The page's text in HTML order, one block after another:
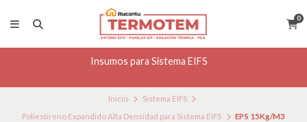
0
Insumos para Sistema EIFS
Inicio
Sistema EIFS
Poliestireno Expandido Alta Densidad para Sistema EIFS
EPS 15Kg/M3